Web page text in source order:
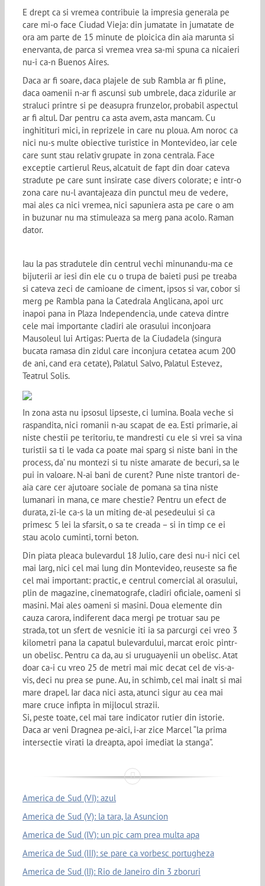
E drept ca si vremea contribuie la impresia generala pe
care mi-o face Ciudad Vieja: din jumatate in jumatate de
ora am parte de 15 minute de ploicica din aia marunta si
enervanta, de parca si vremea vrea sa-mi spuna ca nicaieri
nu-i ca-n Buenos Aires.
Daca ar fi soare, daca plajele de sub Rambla ar fi pline,
daca oamenii n-ar fi ascunsi sub umbrele, daca zidurile ar
straluci printre si pe deasupra frunzelor, probabil aspectul
ar fi altul. Dar pentru ca asta avem, asta mancam. Cu
inghitituri mici, in reprizele in care nu ploua. Am noroc ca
nici nu-s multe obiective turistice in Montevideo, iar cele
care sunt stau relativ grupate in zona centrala. Face
exceptie cartierul Reus, alcatuit de fapt din doar cateva
stradute pe care sunt insirate case divers colorate; e intr-o
zona care nu-l avantajeaza din punctul meu de vedere,
mai ales ca nici vremea, nici sapuniera asta pe care o am
in buzunar nu ma stimuleaza sa merg pana acolo. Raman
dator.
Iau la pas stradutele din centrul vechi minunandu-ma ce
bijuterii ar iesi din ele cu o trupa de baieti pusi pe treaba
si cateva zeci de camioane de ciment, ipsos si var, cobor si
merg pe Rambla pana la Catedrala Anglicana, apoi urc
inapoi pana in Plaza Independencia, unde cateva dintre
cele mai importante cladiri ale orasului inconjoara
Mausoleul lui Artigas: Puerta de la Ciudadela (singura
bucata ramasa din zidul care inconjura cetatea acum 200
de ani, cand era cetate), Palatul Salvo, Palatul Estevez,
Teatrul Solis.
In zona asta nu ipsosul lipseste, ci lumina. Boala veche si
raspandita, nici romanii n-au scapat de ea. Esti primarie, ai
niste chestii pe teritoriu, te mandresti cu ele si vrei sa vina
turistii sa ti le vada ca poate mai sparg si niste bani in the
process, da’ nu montezi si tu niste amarate de becuri, sa le
pui in valoare. N-ai bani de curent? Pune niste trantori de-
aia care cer ajutoare sociale de pomana sa tina niste
lumanari in mana, ce mare chestie? Pentru un efect de
durata, zi-le ca-s la un miting de-al pesedeului si ca
primesc 5 lei la sfarsit, o sa te creada – si in timp ce ei
stau acolo cuminti, torni beton.
Din piata pleaca bulevardul 18 Julio, care desi nu-i nici cel
mai larg, nici cel mai lung din Montevideo, reuseste sa fie
cel mai important: practic, e centrul comercial al orasului,
plin de magazine, cinematografe, cladiri oficiale, oameni si
masini. Mai ales oameni si masini. Doua elemente din
cauza carora, indiferent daca mergi pe trotuar sau pe
strada, tot un sfert de vesnicie iti ia sa parcurgi cei vreo 3
kilometri pana la capatul bulevardului, marcat eroic pintr-
un obelisc. Pentru ca da, au si uruguayenii un obelisc. Atat
doar ca-i cu vreo 25 de metri mai mic decat cel de vis-a-
vis, deci nu prea se pune. Au, in schimb, cel mai inalt si mai
mare drapel. Iar daca nici asta, atunci sigur au cea mai
mare cruce infipta in mijlocul strazii.
Si, peste toate, cel mai tare indicator rutier din istorie.
Daca ar veni Dragnea pe-aici, i-ar zice Marcel “la prima
intersectie virati la dreapta, apoi imediat la stanga”.
America de Sud (VI): azul
America de Sud (V): la tara, la Asuncion
America de Sud (IV): un pic cam prea multa apa
America de Sud (III): se pare ca vorbesc portugheza
America de Sud (II): Rio de Janeiro din 3 zboruri